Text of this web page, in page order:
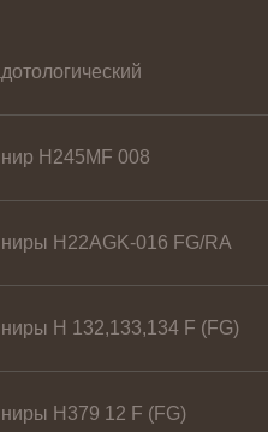
H245MF 008
H22AGK-016 FG/RA
Н 132,133,134 F (FG)
Н379 12 F (FG)